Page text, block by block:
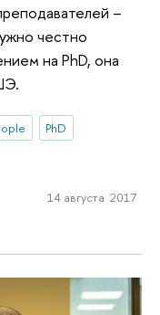
–
честно
на PhD, она
PhD
14 августа 2017